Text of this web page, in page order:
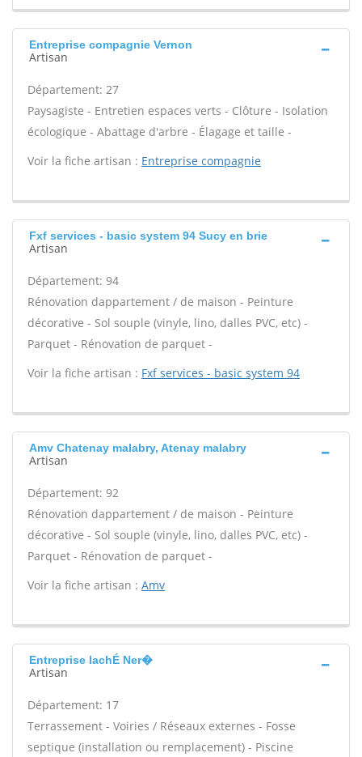
Entreprise compagnie Vernon
Artisan
Département: 27
Paysagiste - Entretien espaces verts - Clôture - Isolation
écologique - Abattage d'arbre - Élagage et taille -
Voir la fiche artisan : Entreprise compagnie
Fxf services - basic system 94 Sucy en brie
Artisan
Département: 94
Rénovation dappartement / de maison - Peinture
décorative - Sol souple (vinyle, lino, dalles PVC, etc) -
Parquet - Rénovation de parquet -
Voir la fiche artisan : Fxf services - basic system 94
Amv Chatenay malabry, Atenay malabry
Artisan
Département: 92
Rénovation dappartement / de maison - Peinture
décorative - Sol souple (vinyle, lino, dalles PVC, etc) -
Parquet - Rénovation de parquet -
Voir la fiche artisan : Amv
Entreprise lachÉ Ner�
Artisan
Département: 17
Terrassement - Voiries / Réseaux externes - Fosse
septique (installation ou remplacement) - Piscine